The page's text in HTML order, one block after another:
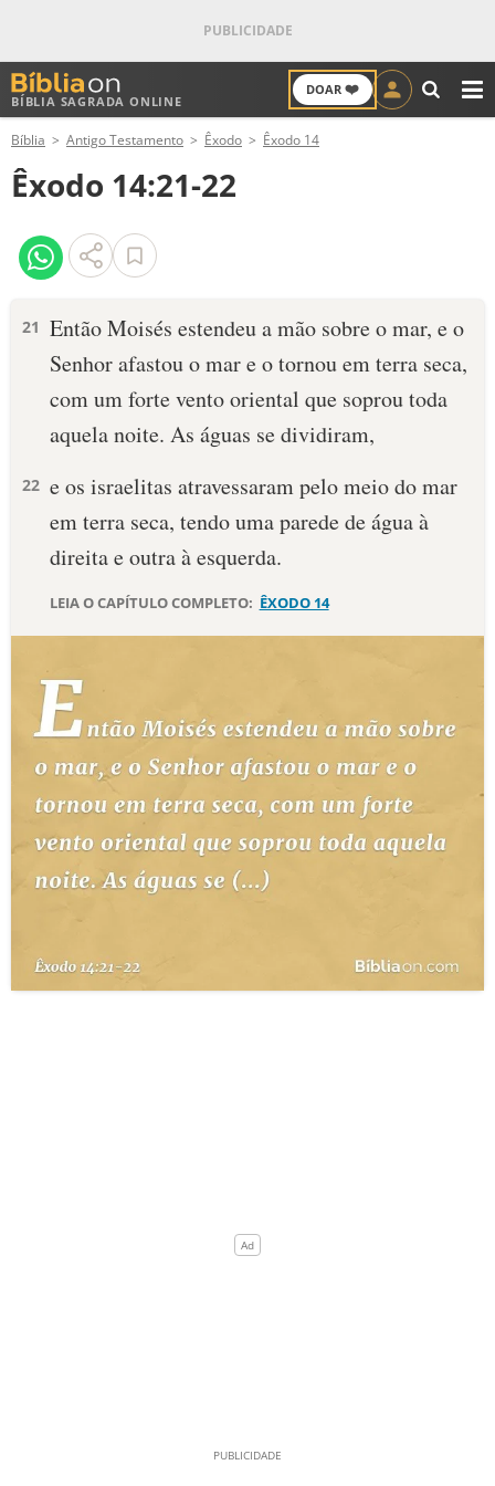
BÍBLIA SAGRADA ONLINE
DOAR ❤️
ANTIGO TESTAMENTO
NOVO TESTAMENTO
VERSÍCULOS
PALAVRA DO DIA
SALMO DO DIA
DEVOCIONAL DIÁRIO
10 MANDAMENTOS
ESTUDOS BÍBLICOS
TEMAS
PERGUNTE À BÍBLIA IA
TERMO BÍBLICO
QUEM SOMOS
Bíblia Antigo Testamento Êxodo Êxodo 14
Êxodo 14:21-22
21 Então Moisés estendeu a mão sobre o mar, e o
Senhor afastou o mar e o tornou em terra seca,
com um forte vento oriental que so­prou toda
aquela noite. As águas se dividiram,
22 e os israelitas atravessaram pelo meio do mar
em terra seca, tendo uma parede de água à
direita e outra à esquerda.
LEIA O CAPÍTULO COMPLETO: ÊXODO 14